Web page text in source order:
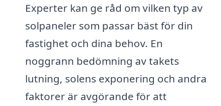
Experter kan ge råd om vilken typ av
solpaneler som passar bäst för din
fastighet och dina behov. En
noggrann bedömning av takets
lutning, solens exponering och andra
faktorer är avgörande för att